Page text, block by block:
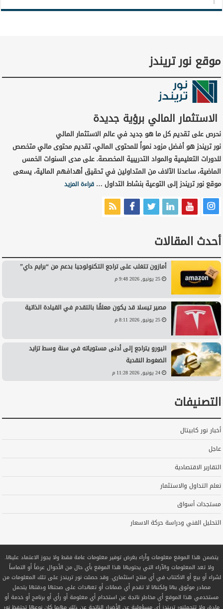
موقع نور تريندز
الاستثمار المالي برؤية جديدة
نحرص على تقديم كل ما هو جديد في عالم الاستثمار المالي
نور تريندز هو أفضل مزود نمواً للمحتوى المالي، تقديم محتوى مالي متخصص
للدورات التعليمية والمواد التدريبية المخصصة. على مدى السنوات الخمس
الماضية، ساعدنا الآلاف من المتداولين في تحقيق أهدافهم المالية، يسعى
موقع نور تريندز إلى التوعية بنشاط التداول …قراءة المزيد
أحدث المقالات
أمازون تتغلب على تراجع التكنولوجيا بدعم من “برايم داي”
25 يونيو, 2026 9:48 م
مصير تيسلا قد يكون معلقًا بالتقدم في القيادة الذاتية
25 يونيو, 2026 8:11 م
اليورو يتراجع إلى أدنى مستوياته في سنة وسط تزايد
الضغوط النقدية
24 يونيو, 2026 11:28 م
التصنيفات
أخبار نور كابيتال
عاجل
التقارير الاقتصادية
تعلم التداول والاستثمار
مستجدات أسواق
التحليل الفني ودراسة حركة الاسعار
يتضمن هذا الموقع معلومات وآراء بغرض توفير معلومات عامة فقط ولا يجوز الاعتماد عليها.
ولا تعد المعلومات والآراء التي يحتويها هذا الموقع بأي حال من الأحوال عرضاً أو التماساً
لشراء أو بيع أو الاكتتاب في أي منتج استثماري. وقد حصلت نور تريندز على تلك المعلومات من
مصادر موثوق بها ولكنها لا تقدم أي ضمانات أو تعهدات على صحتها ودقتها يتحمل
مستخدمي هذا الموقع أي مخاطر ناتجة عن استخدام أي معلومة أو رأي أو برنامج أو خدمة أو